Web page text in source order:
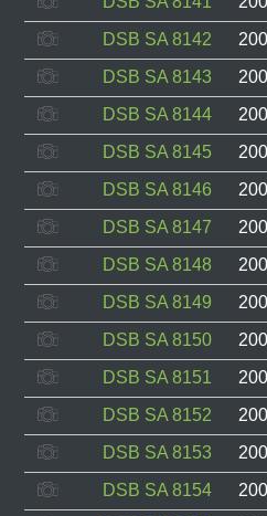
DSB SA 8142
DSB SA 8143
DSB SA 8144
DSB SA 8145
DSB SA 8146
DSB SA 8147
DSB SA 8148
DSB SA 8149
DSB SA 8150
DSB SA 8151
DSB SA 8152
DSB SA 8153
DSB SA 8154